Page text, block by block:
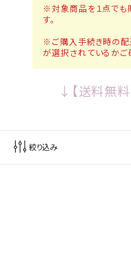
※対象商品を１点でも
す。
※ご購入手続き時の配
が選択されているかご
↓【送料無
絞り込み